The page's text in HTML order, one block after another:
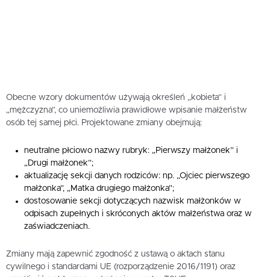
Obecne wzory dokumentów używają określeń „kobieta” i
„mężczyzna”, co uniemożliwia prawidłowe wpisanie małżeństw
osób tej samej płci. Projektowane zmiany obejmują:
neutralne płciowo nazwy rubryk: „Pierwszy małżonek” i
„Drugi małżonek”;
aktualizację sekcji danych rodziców: np. „Ojciec pierwszego
małżonka”, „Matka drugiego małżonka”;
dostosowanie sekcji dotyczących nazwisk małżonków w
odpisach zupełnych i skróconych aktów małżeństwa oraz w
zaświadczeniach.
Zmiany mają zapewnić zgodność z ustawą o aktach stanu
cywilnego i standardami UE (rozporządzenie 2016/1191) oraz